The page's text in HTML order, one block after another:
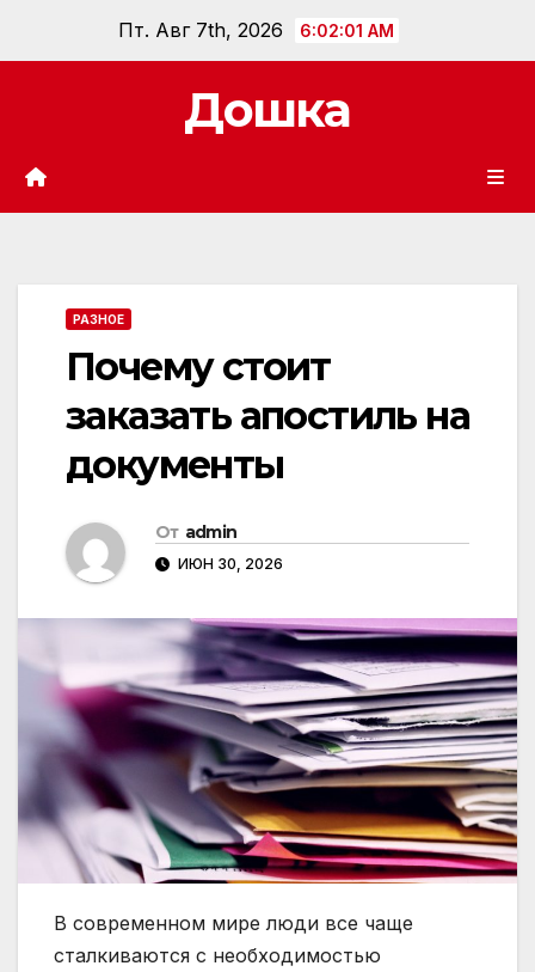
Пт. Авг 7th, 2026 6:02:02 AM
Дошка
РАЗНОЕ
Почему стоит
заказать апостиль на
документы
От admin
ИЮН 30, 2026
В современном мире люди все чаще
сталкиваются с необходимостью